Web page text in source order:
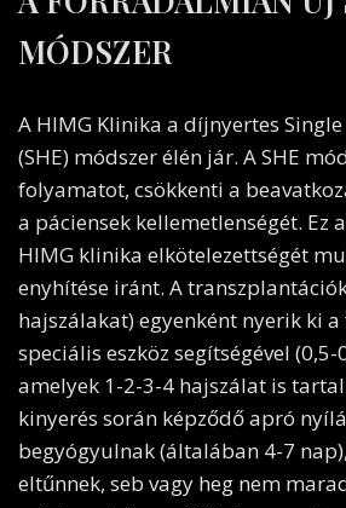
MÓDSZER
A HIMG Klinika a díjnyertes
(SHE) módszer élén jár. A SHE
folyamatot, csökkenti a
a páciensek kellemetlenségét. Ez
HIMG klinika elkötelezettségét
enyhítése iránt. A
hajszálakat) egyenként nyerik ki
speciális eszköz segítségével
amelyek 1-2-3-4 hajszálat is
kinyerés során képződő apró
begyógyulnak (általában 4-7
eltűnnek, seb vagy heg nem